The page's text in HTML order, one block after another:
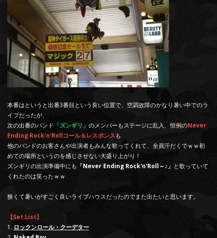
本番はというと出番3番目という良い位置で、空調故障のかなり暑い中でのラ
イブだったが、
次の出番のバンド 「ズンギリ」 のメンバーもステージに乱入、恒例のNever
Ending Rock'n'Rollコール＆レスポンスも
他のバンドのお客さんや出演者もみんな歌ってくれて、全員汗だくでｗｗ初
めての場所というのを感じさせない大盛り上がり！
ズンギリの出演準備中にも 「Never Ending Rock'n'Roll～♪」 と歌っていて
くれたのは笑ったｗｗ
狭くて暑いがすごく良いライブハウスだったのでまた出たいと思います。
【Set List】
1. ロックンロール・クーデター